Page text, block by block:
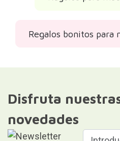
Regalos bonitos para
Disfruta
novedades